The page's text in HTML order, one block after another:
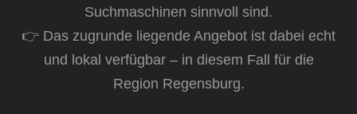
Suchmaschinen sinnvoll sind.
👉 Das zugrunde liegende Angebot ist dabei echt
und lokal verfügbar – in diesem Fall für die
Region Regensburg.